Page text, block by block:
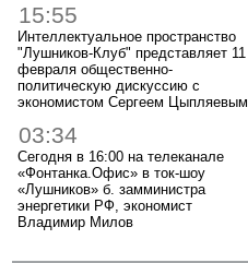
15:55
Интеллектуальное пространство
"Лушников-Клуб" представляет 11
февраля общественно-
политическую дискуссию с
экономистом Сергеем Цыпляевым
03:34
Сегодня в 16:00 на телеканале
«Фонтанка.Офис» в ток-шоу
«Лушников» б. замминистра
энергетики РФ, экономист
Владимир Милов